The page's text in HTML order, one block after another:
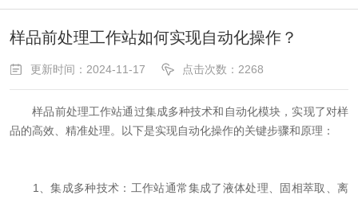
样品前处理工作站如何实现自动化操作？
更新时间：2024-11-17 点击次数：2268
样品前处理工作站通过集成多种技术和自动化模块，实现了对样
品的高效、精准处理。以下是实现自动化操作的关键步骤和原理：
1、集成多种技术：工作站通常集成了液体处理、固相萃取、离